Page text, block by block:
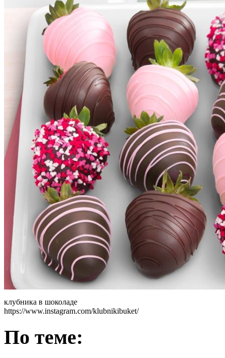
клубника в шоколаде
https://www.instagram.com/klubnikibuket/
По теме: